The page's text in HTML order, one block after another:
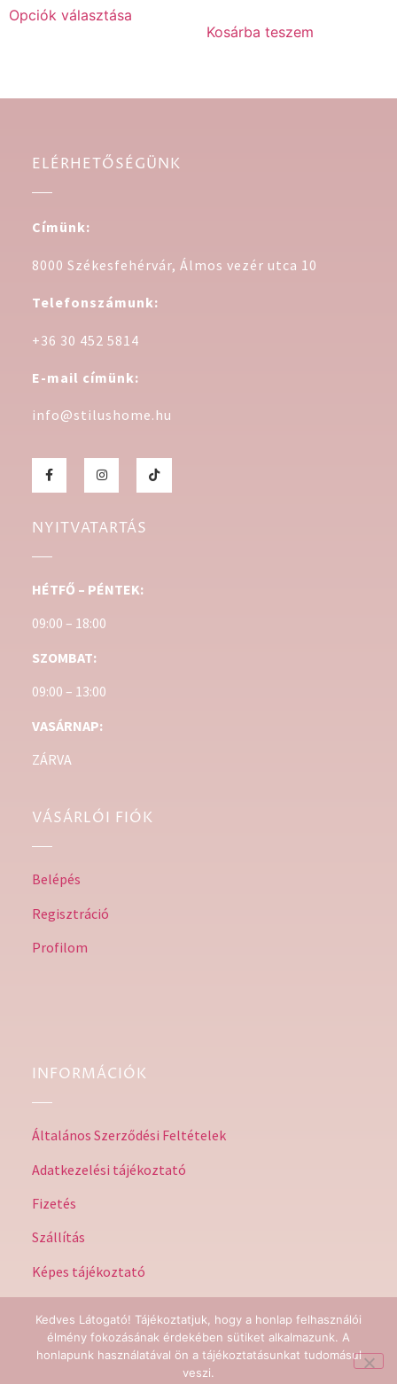
Opciók választása
Kosárba teszem
ELÉRHETŐSÉGÜNK
Címünk:
8000 Székesfehérvár, Álmos vezér utca 10
Telefonszámunk:
+36 30 452 5814
E-mail címünk:
info@stilushome.hu
NYITVATARTÁS
HÉTFŐ – PÉNTEK:
09:00 – 18:00
SZOMBAT:
09:00 – 13:00
VASÁRNAP:
ZÁRVA
VÁSÁRLÓI FIÓK
Belépés
Regisztráció
Profilom
INFORMÁCIÓK
Általános Szerződési Feltételek
Adatkezelési tájékoztató
Fizetés
Szállítás
Képes tájékoztató
@Stilushome 2023 | Minden jog fenntartva | by HeadStart
Kedves Látogató! Tájékoztatjuk, hogy a honlap felhasználói
élmény fokozásának érdekében sütiket alkalmazunk. A
honlapunk használatával ön a tájékoztatásunkat tudomásul
veszi.